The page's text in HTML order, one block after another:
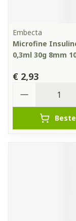
Embecta
Microfine
0,3ml 30g 8mm
€ 2,93